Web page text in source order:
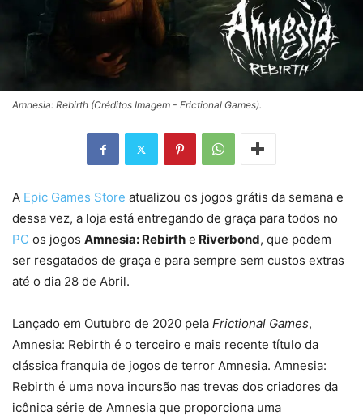
Amnesia: Rebirth (Créditos Imagem - Frictional Games).
A Epic Games Store atualizou os jogos grátis da semana e
dessa vez, a loja está entregando de graça para todos no
PC os jogos Amnesia: Rebirth e Riverbond, que podem
ser resgatados de graça e para sempre sem custos extras
até o dia 28 de Abril.
Lançado em Outubro de 2020 pela Frictional Games,
Amnesia: Rebirth é o terceiro e mais recente título da
clássica franquia de jogos de terror Amnesia. Amnesia:
Rebirth é uma nova incursão nas trevas dos criadores da
icônica série de Amnesia que proporciona uma